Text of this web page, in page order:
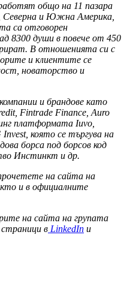
общо на 11 пазара
Северна и Южна Америка,
са отговорен
8300 души в повече от 450
В отношенията си с
и клиентите се
новаторство и
и брандове като
Fintrade Finance, Auro
платформата Iuvo,
която се търгува на
борса под борсов код
Инстинкт и др.
на сайта на
и в официалните
на сайта на групата
в LinkedIn и